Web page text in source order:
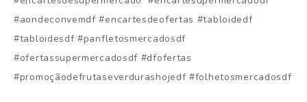
#aondeconvemdf #encartesdeofertas #tabloidedf
#tabloidesdf #panfletosmercadosdf
#ofertassupermercadosdf #dfofertas
#promoçãodefrutaseverdurashojedf #folhetosmercadosdf